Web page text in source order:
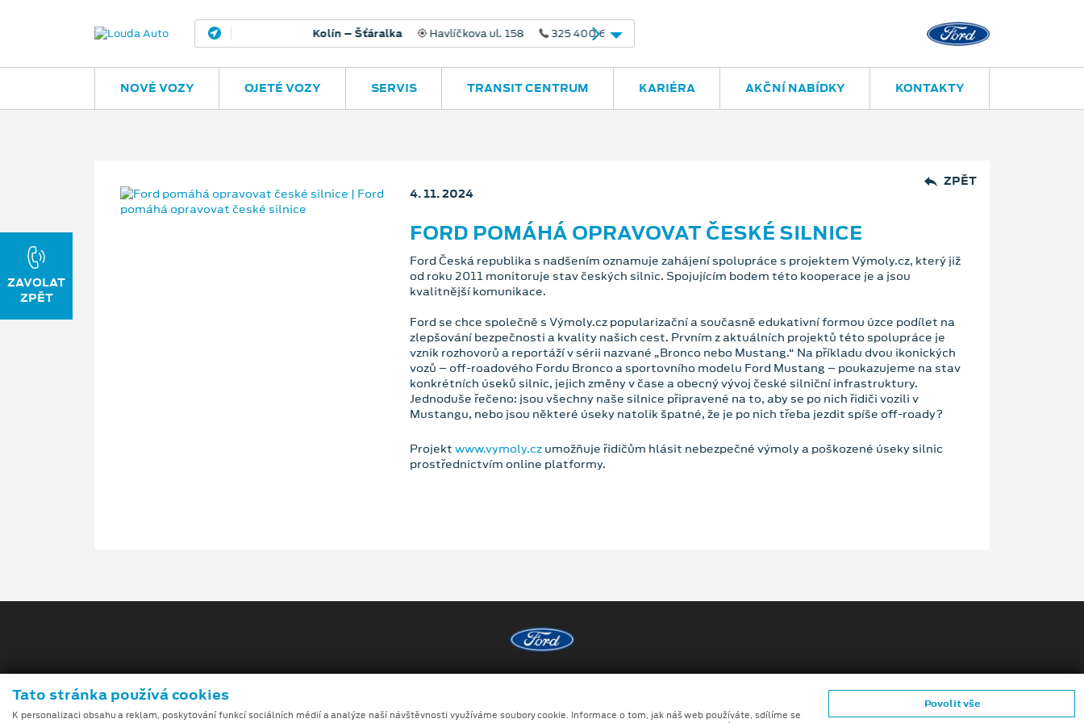
Kolín – Šťáralka Havlíčkova ul. 158 325 400 660 Jihlava
NOVÉ VOZY OJETÉ VOZY SERVIS TRANSIT CENTRUM KARIÉRA AKČNÍ NABÍDKY KONTAKTY
ZPĚT
4. 11. 2024
FORD POMÁHÁ OPRAVOVAT ČESKÉ SILNICE
Ford Česká republika s nadšením oznamuje zahájení spolupráce s projektem Výmoly.cz, který již
od roku 2011 monitoruje stav českých silnic. Spojujícím bodem této kooperace je a jsou
kvalitnější komunikace.
Ford se chce společně s Výmoly.cz popularizační a současně edukativní formou úzce podílet na
zlepšování bezpečnosti a kvality našich cest. Prvním z aktuálních projektů této spolupráce je
vznik rozhovorů a reportáží v sérii nazvané „Bronco nebo Mustang.“ Na příkladu dvou ikonických
vozů – off-roadového Fordu Bronco a sportovního modelu Ford Mustang – poukazujeme na stav
konkrétních úseků silnic, jejich změny v čase a obecný vývoj české silniční infrastruktury.
Jednoduše řečeno: jsou všechny naše silnice připravené na to, aby se po nich řidiči vozili v
Mustangu, nebo jsou některé úseky natolik špatné, že je po nich třeba jezdit spíše off-roady?
Projekt www.vymoly.czumožňuje řidičům hlásit nebezpečné výmoly a poškozené úseky silnic
prostřednictvím online platformy.
Copyright ©2026 Louda Auto a.s.
Tato stránka používá cookies
K personalizaci obsahu a reklam, poskytování funkcí sociálních médií a analýze naší návštěvnosti využíváme soubory cookie. Informace o tom, jak náš web používáte, sdílíme se
Povolit vše